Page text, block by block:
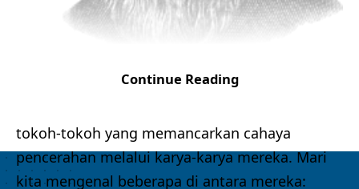
tokoh-tokoh yang memancarkan cahaya
pencerahan melalui karya-karya mereka. Mari
kita mengenal beberapa di antara mereka:
Continue Reading